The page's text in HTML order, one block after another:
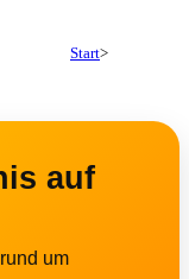
Start>
auf
um